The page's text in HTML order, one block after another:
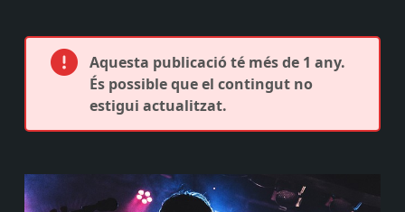
Aquesta publicació té més de 1 any.
És possible que el contingut no
estigui actualitzat.